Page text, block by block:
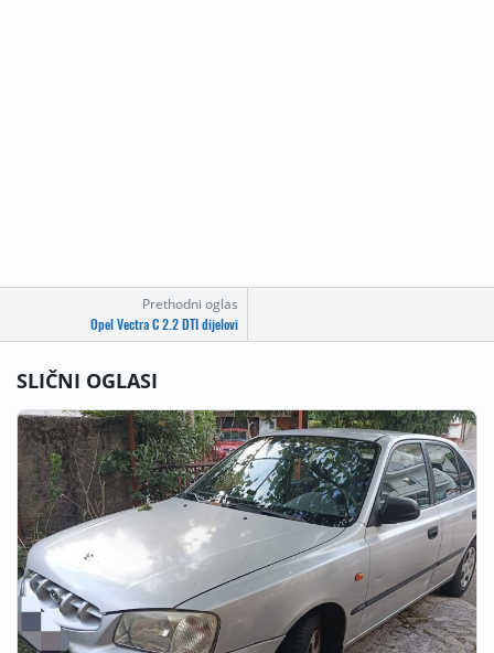
Prethodni oglas
Opel Vectra C 2.2 DTI dijelovi
SLIČNI OGLASI